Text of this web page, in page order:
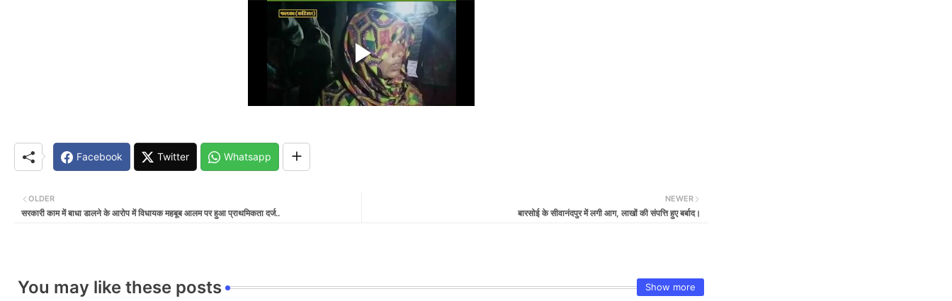
Facebook Twitter Whatsapp
NEWER
बारसोई के सीवानंदपुर में लगी आग, लाखों की संपत्ति हुए बर्बाद।
OLDER
सरकारी काम में बाधा डालने के आरोप में विधायक महबूब आलम पर हुआ प्राथमिकता दर्ज..
You may like these posts Show more